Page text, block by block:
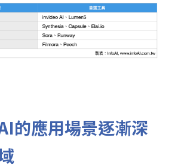
的應用場景逐漸深